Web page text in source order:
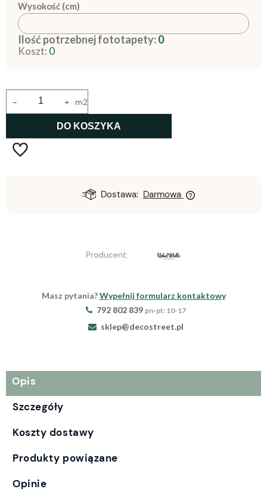
Wysokość (cm)
Ilość potrzebnej fototapety:0
Koszt: 0
+
- m2
DO KOSZYKA
Dostawa: Darmowa
Producent:
Masz pytania?Wypełnij formularz kontaktowy
792 802 839 pn-pt: 10-17
sklep@decostreet.pl
Opis
Szczegóły
Koszty dostawy
Produkty powiązane
Opinie